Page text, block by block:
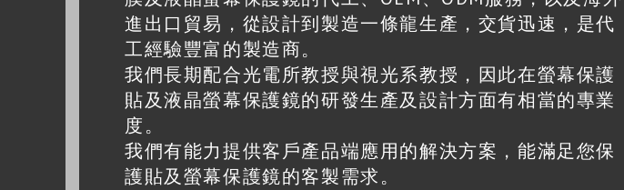
進出口貿易，從設計到製造一條龍生產，交貨迅速，是代
工經驗豐富的製造商。
我們長期配合光電所教授與視光系教授，因此在螢幕保護
貼及液晶螢幕保護鏡的研發生產及設計方面有相當的專業
度。
我們有能力提供客戶產品端應用的解決方案，能滿足您保
護貼及螢幕保護鏡的客製需求。